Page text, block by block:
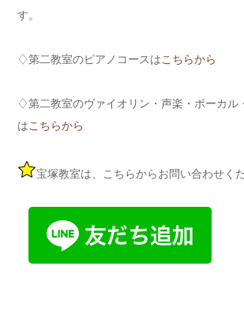
す。
♢第二教室のピアノコースはこちらから
♢第二教室のヴァイオリン・声楽・ボーカル
はこちらから
宝塚教室は、こちらからお問い合わせくだ